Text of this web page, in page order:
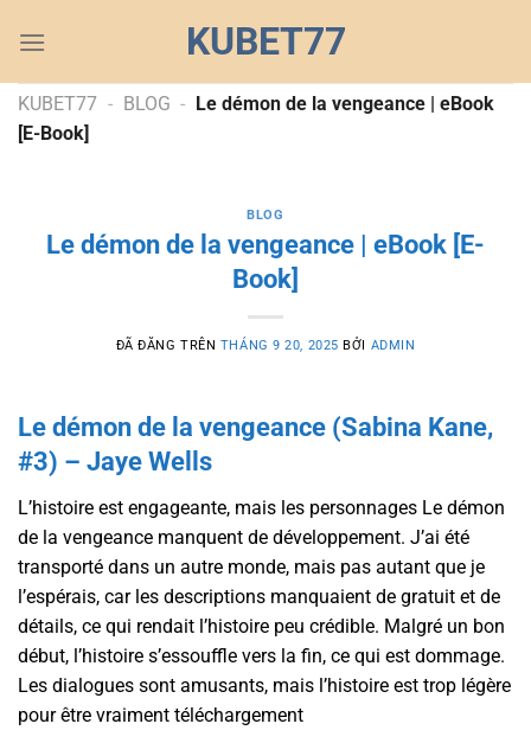
đến
dung
KUBET77
KUBET77 - BLOG - Le démon de la vengeance | eBook
[E-Book]
BLOG
Le démon de la vengeance | eBook [E-
Book]
ĐÃ ĐĂNG TRÊN THÁNG 9 20, 2025 BỞI ADMIN
Le démon de la vengeance (Sabina Kane,
#3) – Jaye Wells
L’histoire est engageante, mais les personnages Le démon
de la vengeance manquent de développement. J’ai été
transporté dans un autre monde, mais pas autant que je
l’espérais, car les descriptions manquaient de gratuit et de
détails, ce qui rendait l’histoire peu crédible. Malgré un bon
début, l’histoire s’essouffle vers la fin, ce qui est dommage.
Les dialogues sont amusants, mais l’histoire est trop légère
pour être vraiment téléchargement